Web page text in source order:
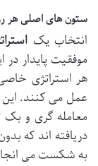
ستون های اصلی هر
انتخاب یک
موفقیت پایدار در
هر استراتژی
عمل می کنند.
معامله گری و بک
دریافته اند که
به شکست می